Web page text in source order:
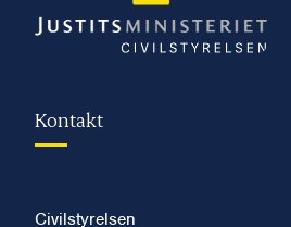
Kontakt
Civilstyrelsen